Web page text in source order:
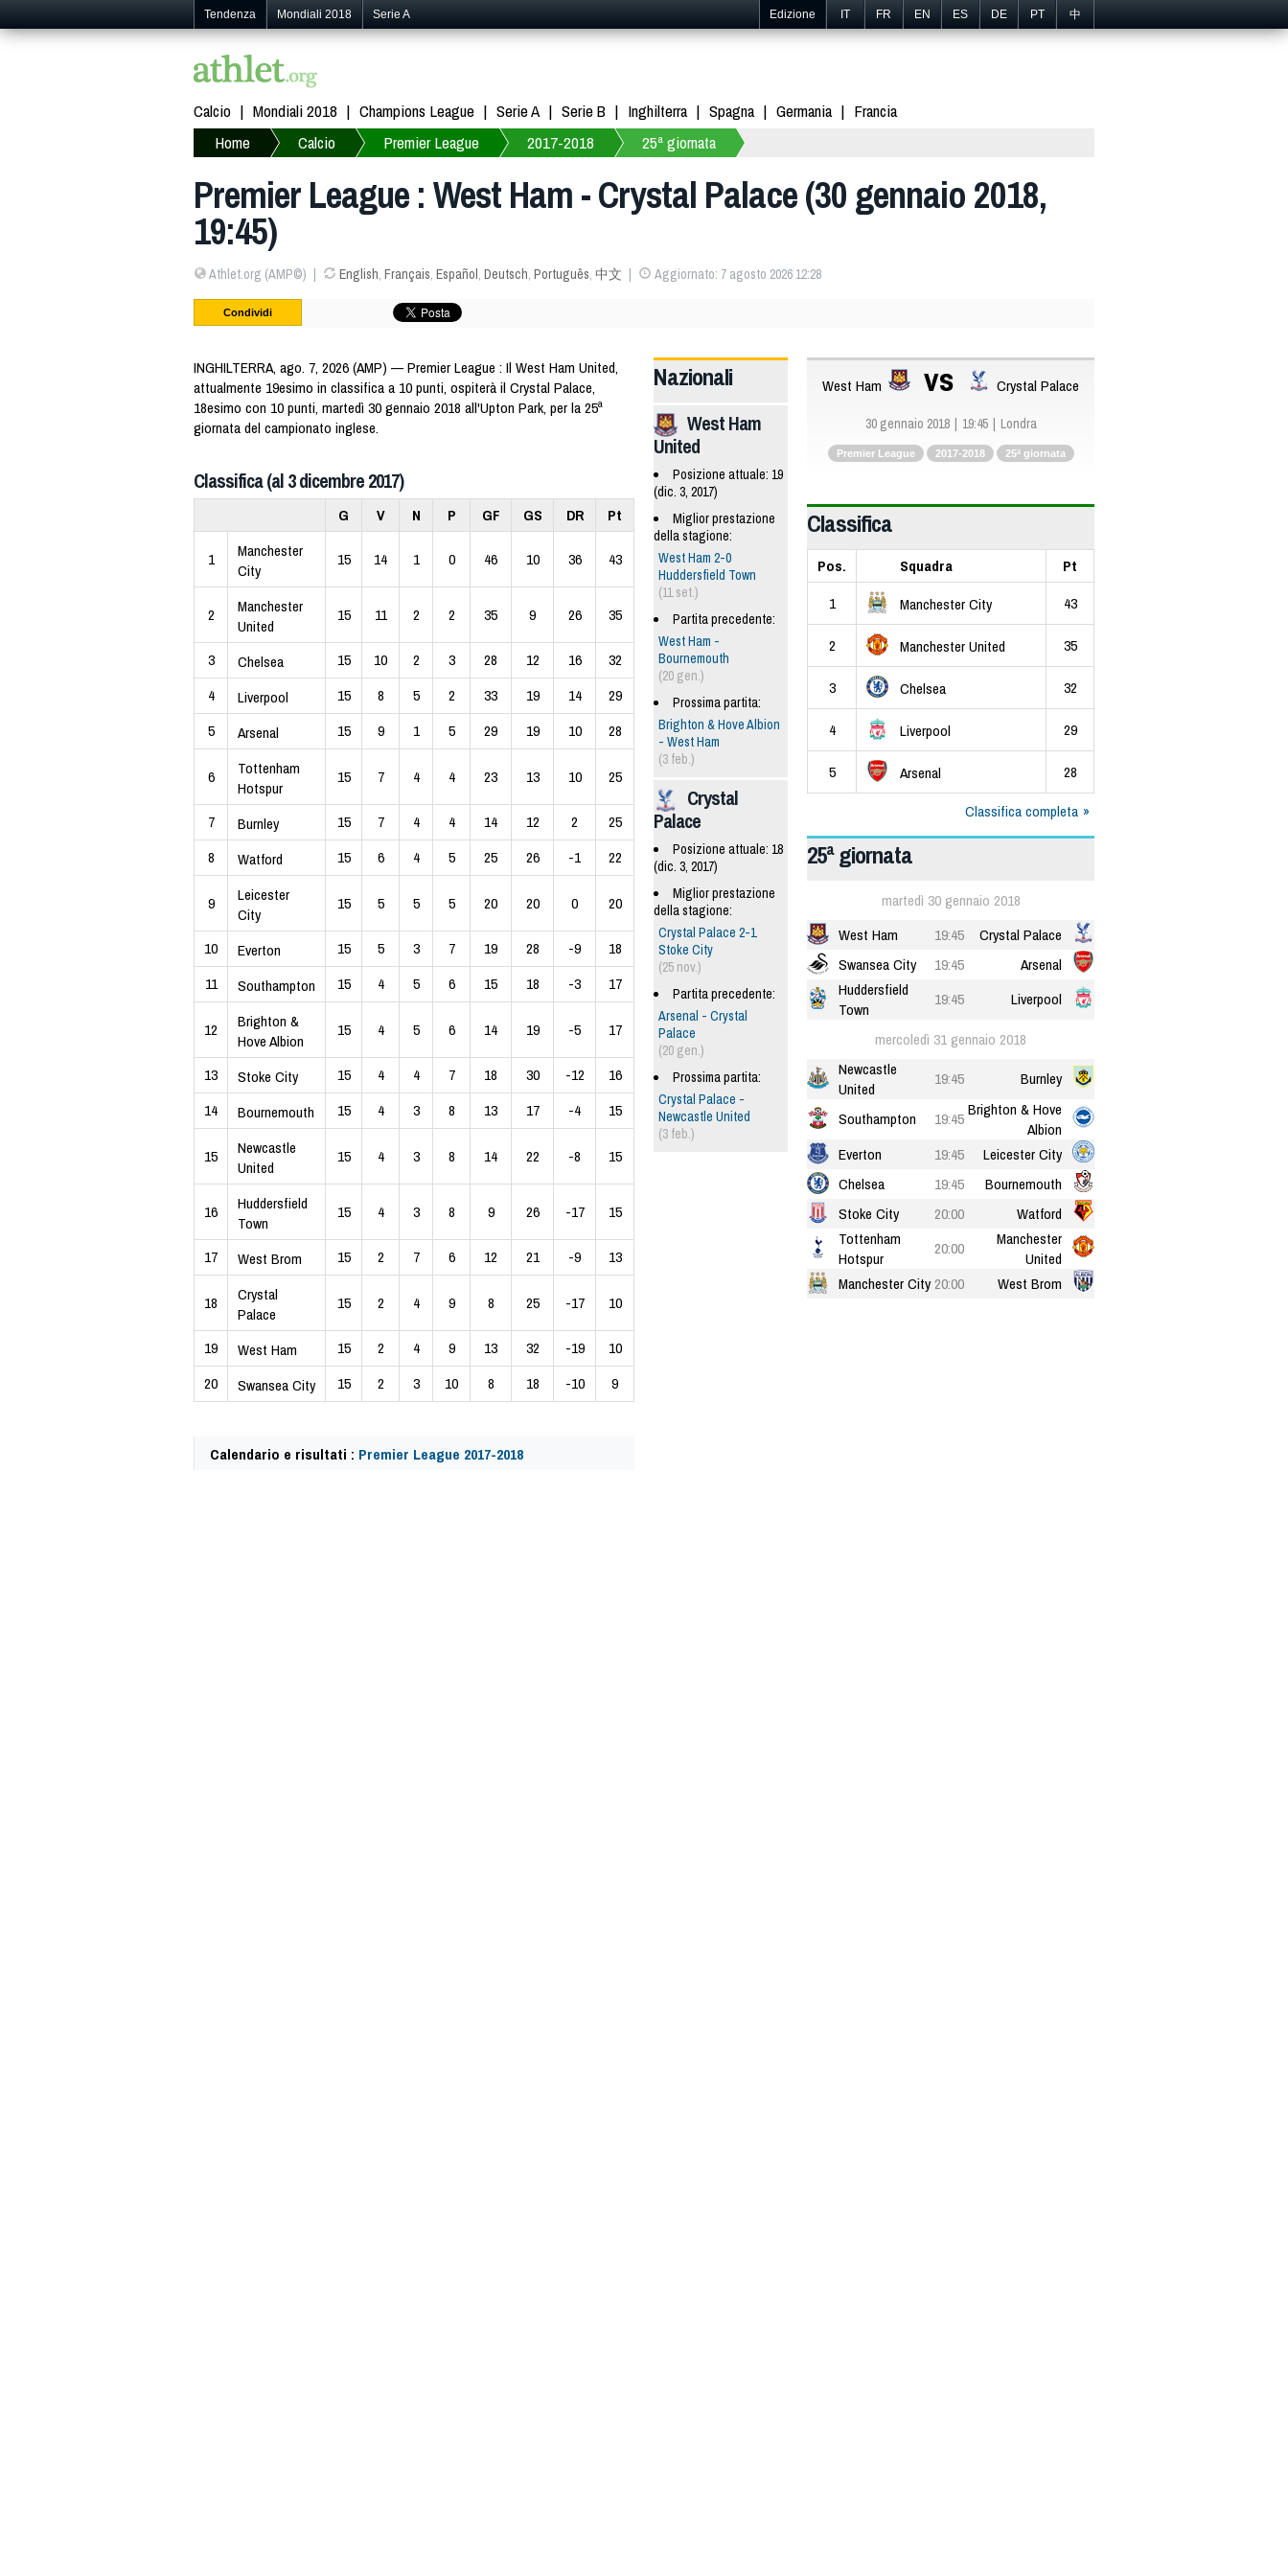
Tendenza Mondiali 2018 Serie A Edizione IT FR EN ES DE PT 中
Calcio Mondiali 2018 Champions League Serie A Serie B Inghilterra Spagna Germania
Francia
Home
Calcio Premier League 2017-2018 25ª giornata
Premier League : West Ham - Crystal Palace (30 gennaio 2018,
19:45)
Athlet.org (AMP©) English, Français, Español, Deutsch, Português, 中文 Aggiornato: 7 agosto 2026 12:28
Condividi
INGHILTERRA, ago. 7, 2026 (AMP) — Premier League : Il West Ham United,
attualmente 19esimo in classifica a 10 punti, ospiterà il Crystal Palace,
18esimo con 10 punti, martedì 30 gennaio 2018 all'Upton Park, per la 25ª
giornata del campionato inglese.
Classifica (al 3 dicembre 2017)
G V N P GF GS DR Pt
1
Manchester
City
15 14 1 0 46 10 36 43
2
Manchester
United
15 11 2 2 35 9 26 35
3 Chelsea 15 10 2 3 28 12 16
32
4
Liverpool 15 8 5 2 33 19 14
29
5
Arsenal 15 9 1 5 29 19 10 28
6
Tottenham
Hotspur
15 7 4 4 23 13 10 25
7 Burnley 15 7 4 4 14 12 2
25
8
Watford 15 6 4 5 25 26 -1 22
9
Leicester
City
15 5 5 5 20 20 0 20
10 Everton 15 5 3 7 19 28 -9
18
11
Southampton 15 4 5 6 15 18 -3 17
12
Brighton &
Hove Albion
15 4 5 6 14 19 -5 17
13 Stoke City 15 4 4 7 18 30 -12
16
14
Bournemouth 15 4 3 8 13 17 -4 15
15
Newcastle
United
15 4 3 8 14 22 -8 15
16
Huddersfield
Town
15 4 3 8 9 26 -17 15
17 West Brom 15 2 7 6 12 21 -9 13
18
Crystal
Palace
15 2 4 9 8 25 -17 10
19 West Ham 15 2 4 9 13 32 -19
10
20
Swansea City 15 2 3 10 8 18 -10 9
Calendario e risultati : Premier League 2017-2018
Nazionali
West Ham
United
Posizione attuale: 19
(dic. 3, 2017)
Miglior prestazione
della stagione:
West Ham 2-0
Huddersfield Town
(11 set.)
Partita precedente:
West Ham -
Bournemouth
(20 gen.)
Prossima partita:
Brighton & Hove Albion
- West Ham
(3 feb.)
Crystal
Palace
Posizione attuale: 18
(dic. 3, 2017)
Miglior prestazione
della stagione:
Crystal Palace 2-1
Stoke City
(25 nov.)
Partita precedente:
Arsenal - Crystal
Palace
(20 gen.)
Prossima partita:
Crystal Palace -
Newcastle United
(3 feb.)
West Ham vs Crystal Palace
30 gennaio 2018 19:45 Londra
Premier League 2017-2018 25ª giornata
Classifica
Pos. Squadra
Pt
1
Manchester City 43
2 Manchester United 35
3 Chelsea 32
4 Liverpool 29
5 Arsenal
28
Classifica completa
25ª giornata
martedì 30 gennaio 2018
West Ham
19:45
Crystal Palace
Swansea City
19:45
Arsenal
Huddersfield
Town
19:45
Liverpool
mercoledì 31 gennaio 2018
Newcastle
United
19:45
Burnley
Southampton
19:45Brighton & Hove
Albion
Everton
19:45
Leicester City
Chelsea
19:45
Bournemouth
Stoke City
20:00
Watford
Tottenham
Hotspur
20:00
Manchester
United
Manchester City 20:00 West Brom